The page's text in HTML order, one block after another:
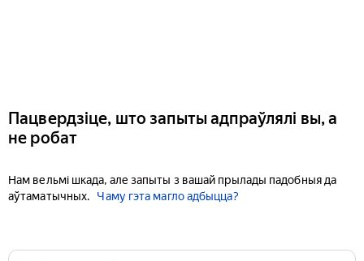
Пацвердзіце, што запыты адпраўлялі вы, а
не робат
Нам вельмі шкада, але запыты з вашай прылады падобныя да
аўтаматычных.
Чаму гэта магло адбыцца?